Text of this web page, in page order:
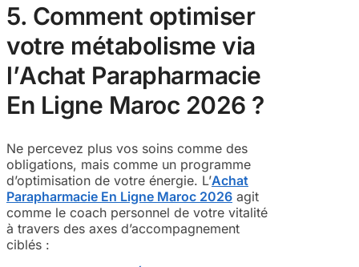
5. Comment optimiser
votre métabolisme via
l’Achat Parapharmacie
En Ligne Maroc 2026 ?
Ne percevez plus vos soins comme des
obligations, mais comme un programme
d’optimisation de votre énergie. L’Achat
Parapharmacie En Ligne Maroc 2026 agit
comme le coach personnel de votre vitalité
à travers des axes d’accompagnement
ciblés :